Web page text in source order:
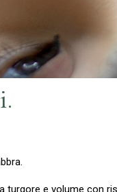
turgore e volume con